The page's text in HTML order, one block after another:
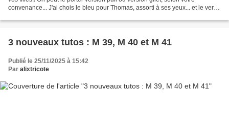
convenance... J'ai chois le bleu pour Thomas, assorti à ses yeux... et le vert
3 nouveaux tutos : M 39, M 40 et M 41
Publié le 25/11/2025 à 15:42
Par alixtricote